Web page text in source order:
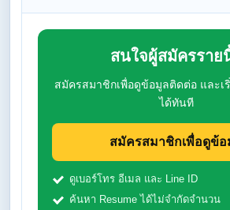
สนใจผู้สมัครราย
สมัครสมาชิกเพื่อดูข้อมูลติดต่อ และเ
ได้ทันที
สมัครสมาชิกเพื่อดูข้
ดูเบอร์โทร อีเมล และ Line ID
ค้นหา Resume ได้ไม่จำกัดจำนวน